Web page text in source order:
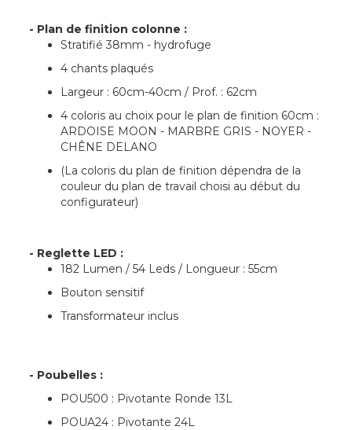
- Plan de finition colonne :
Stratifié 38mm - hydrofuge
4 chants plaqués
Largeur : 60cm-40cm / Prof. : 62cm
4 coloris au choix pour le plan de finition 60cm :
ARDOISE MOON - MARBRE GRIS - NOYER -
CHÊNE DELANO
(La coloris du plan de finition dépendra de la
couleur du plan de travail choisi au début du
configurateur)
- Reglette LED :
182 Lumen / 54 Leds / Longueur : 55cm
Bouton sensitif
Transformateur inclus
- Poubelles :
POU500 : Pivotante Ronde 13L
POUA24 : Pivotante 24L